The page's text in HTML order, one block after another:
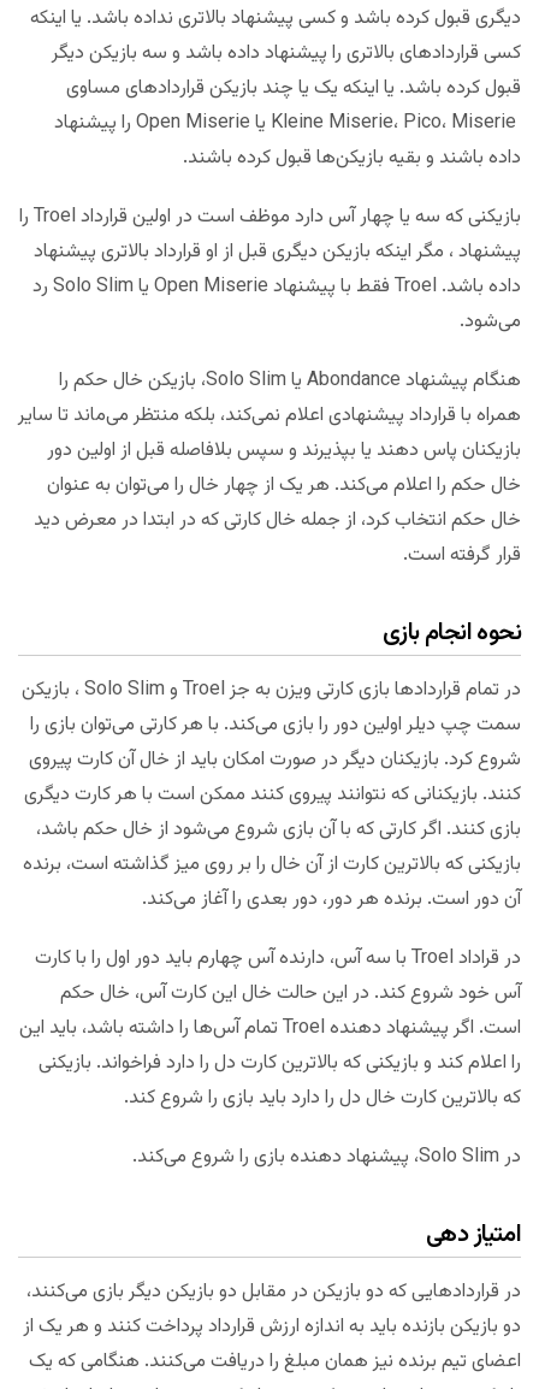
دیگری قبول کرده باشد و کسی پیشنهاد بالاتری نداده باشد. یا اینکه
کسی قراردادهای بالاتری را پیشنهاد داده باشد و سه بازیکن دیگر
قبول کرده باشد. یا اینکه یک یا چند بازیکن قراردادهای مساوی
Kleine Miserie، Pico، Miserie یا Open Miserie را پیشنهاد
داده باشند و بقیه بازیکن‌ها قبول کرده باشند.
بازیکنی که سه یا چهار آس دارد موظف است در اولین قرارداد Troel را
پیشنهاد ، مگر اینکه بازیکن دیگری قبل از او قرارداد بالاتری پیشنهاد
داده باشد. Troel فقط با پیشنهاد Open Miserie یا Solo Slim رد
می‌شود.
هنگام پیشنهاد Abondance یا Solo Slim، بازیکن خال حکم را
همراه با قرارداد پیشنهادی اعلام نمی‌کند، بلکه منتظر می‌ماند تا سایر
بازیکنان پاس دهند یا بپذیرند و سپس بلافاصله قبل از اولین دور
خال حکم را اعلام می‌کند. هر یک از چهار خال را می‌توان به عنوان
خال حکم انتخاب کرد، از جمله خال کارتی که در ابتدا در معرض دید
قرار گرفته‎ است.
نحوه انجام بازی
در تمام قراردادها بازی کارتی ویزن به جز Troel و Solo Slim ، بازیکن
سمت چپ دیلر اولین دور را بازی می‌کند. با هر کارتی می‌توان بازی را
شروع کرد. بازیکنان دیگر در صورت امکان باید از خال آن کارت پیروی
کنند. بازیکنانی که نتوانند پیروی کنند ممکن است با هر کارت دیگری
بازی کنند. اگر کارتی که با آن بازی شروع می‌شود از خال حکم باشد،
بازیکنی که بالاترین کارت از آن خال را بر روی میز گذاشته‎ است، برنده
آن دور است. برنده هر دور، دور بعدی را آغاز می‌کند.
در ‌قراداد Troel با سه آس، دارنده آس چهارم باید دور اول را با کارت
آس خود شروع کند. در این حالت خال این کارت آس، خال حکم
است. اگر پیشنهاد دهنده Troel تمام آس‌ها را داشته باشد، باید این
را اعلام کند و بازیکنی که بالاترین کارت دل را دارد فراخواند. بازیکنی
که بالاترین کارت خال دل را دارد باید بازی را شروع کند.
در Solo Slim، پیشنهاد دهنده بازی را شروع می‌کند.
امتیاز دهی
در قراردادهایی که دو بازیکن در مقابل دو بازیکن دیگر بازی می‌کنند،
دو بازیکن بازنده باید به اندازه ارزش قرارداد پرداخت کنند و هر یک از
اعضای تیم برنده نیز همان مبلغ را دریافت می‌کنند. هنگامی که یک